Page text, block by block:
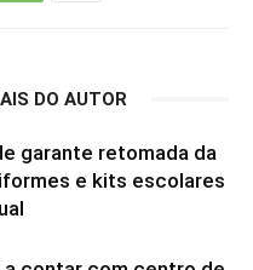
DO AUTOR
garante retomada da
e kits escolares